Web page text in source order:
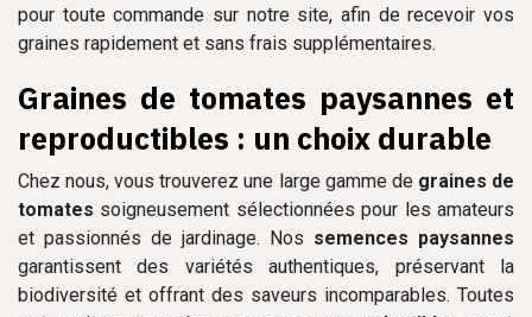
pour toute commande sur notre site, afin de recevoir vos
graines rapidement et sans frais supplémentaires.
Graines de tomates paysannes et
reproductibles : un choix durable
Chez nous, vous trouverez une large gamme de graines de
tomates soigneusement sélectionnées pour les amateurs
et passionnés de jardinage. Nos semences paysannes
garantissent des variétés authentiques, préservant la
biodiversité et offrant des saveurs incomparables. Toutes